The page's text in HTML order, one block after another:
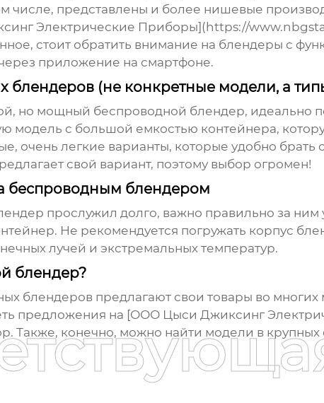
числе, представлены и более нишевые
Электрические Приборы](https://
стоит обратить внимание на блендеры с
приложение на смартфоне.
(не конкретные модели, а
но мощный беспроводной блендер, идеально
модель с большой емкостью контейнера,
очень легкие варианты, которые удобно брать
свой вариант, поэтому выбор огромен!
беспроводным блендером
прослужил долго, важно правильно за
Не рекомендуется погружать корпус
лучей и экстремальных температур.
блендер?
блендеровпредлагают свои товары во многих
предложения на [ООО Цыси Джиксинг
Также, конечно, можно найти модели в крупных